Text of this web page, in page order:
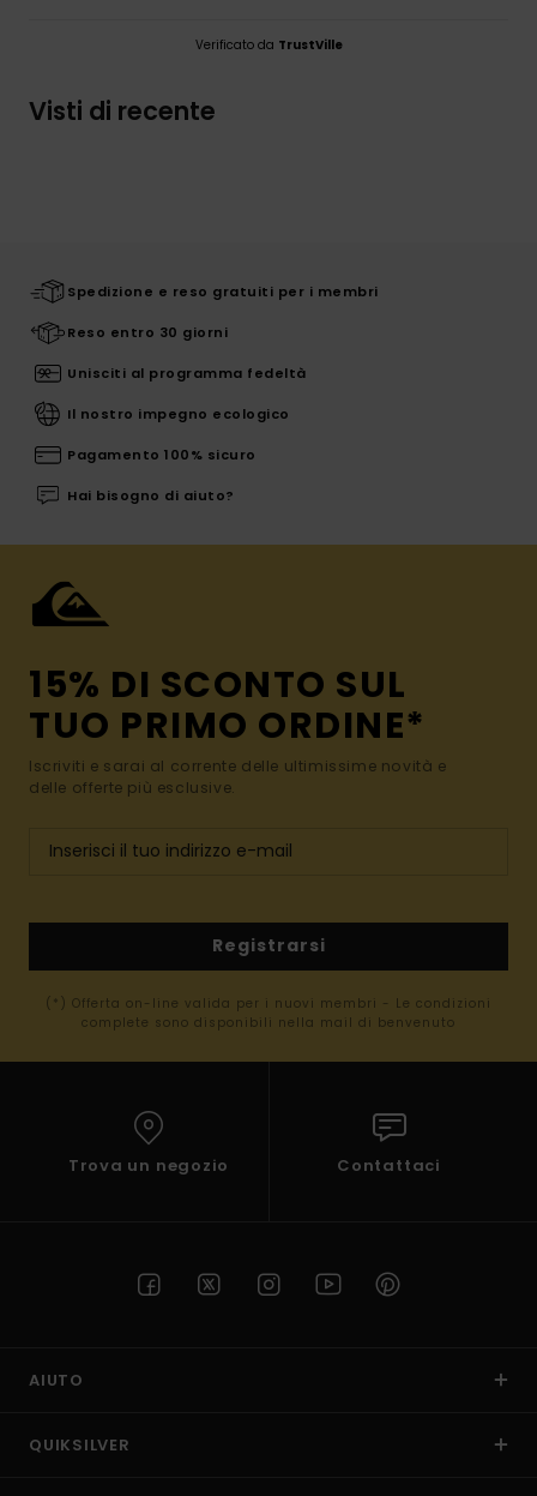
Verificato da TrustVille
Visti di recente
Spedizione e reso gratuiti per i membri
Reso entro 30 giorni
Unisciti al programma fedeltà
Il nostro impegno ecologico
Pagamento 100% sicuro
Hai bisogno di aiuto?
15% DI SCONTO SUL
TUO PRIMO ORDINE*
Iscriviti e sarai al corrente delle ultimissime novità e
delle offerte più esclusive.
Registrarsi
(*) Offerta on-line valida per i nuovi membri - Le condizioni
complete sono disponibili nella mail di benvenuto
Trova un negozio Contattaci
AIUTO
QUIKSILVER